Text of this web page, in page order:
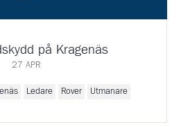
på Kragenäs
27 APR
Ledare Rover Utmanare